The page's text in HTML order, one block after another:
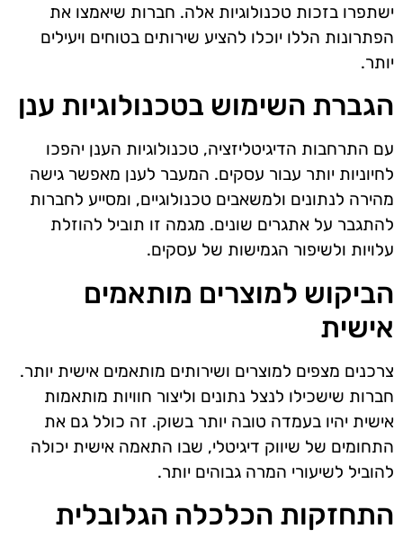
ישתפרו בזכות טכנולוגיות אלה. חברות שיאמצו את
הפתרונות הללו יוכלו להציע שירותים בטוחים ויעילים
יותר.
הגברת השימוש בטכנולוגיות ענן
עם התרחבות הדיגיטליזציה, טכנולוגיות הענן יהפכו
לחיוניות יותר עבור עסקים. המעבר לענן מאפשר גישה
מהירה לנתונים ולמשאבים טכנולוגיים, ומסייע לחברות
להתגבר על אתגרים שונים. מגמה זו תוביל להוזלת
עלויות ולשיפור הגמישות של עסקים.
הביקוש למוצרים מותאמים
אישית
צרכנים מצפים למוצרים ושירותים מותאמים אישית יותר.
חברות שישכילו לנצל נתונים וליצור חוויות מותאמות
אישית יהיו בעמדה טובה יותר בשוק. זה כולל גם את
התחומים של שיווק דיגיטלי, שבו התאמה אישית יכולה
להוביל לשיעורי המרה גבוהים יותר.
התחזקות הכלכלה הגלובלית